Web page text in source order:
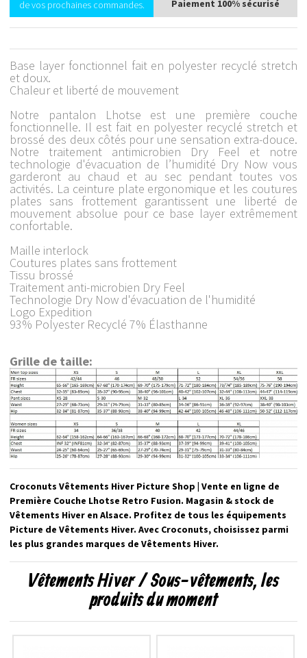
de vos prochaines commandes.
Paiement 100% sécurisé
Base layer fonctionnel fait en polyester recyclé stretch
et doux.
Chaleur et liberté de mouvement
Notre pantalon Lhotse est une première couche
fonctionnelle. Il est fait en polyester recyclé stretch et
brossé des deux côtés pour une sensation extra-douce.
Notre traitement antimicrobien Dry Feel et notre
technologie d'évacuation de l’humidité Dry Now vous
garderont au chaud et au sec pendant toutes vos
activités. La ceinture plate ergonomique et les coutures
plates sans frottement garantissent une liberté de
mouvement absolue pour ce base layer extrêmement
confortable.
Maille interlock
Coutures plates sans frottement
Tissu brossé
Traitement anti-microbien Dry Feel
Technologie Dry Now d'évacuation de l'humidité
Logo Expedition
93% Polyester Recyclé 7% Élasthanne
Grille de taille:
Croconuts Vêtements Hiver Picture Shop | Vente en ligne de
Première Couche Lhotse Retro Fusion. Magasin & stock de
Vêtements Hiver en Alsace. Profitez de tous les équipements
Picture de Vêtements Hiver. Avec Croconuts, choisissez parmi
les plus grandes marques de Vêtements Hiver.
Vêtements Hiver / Sous-vêtements, les
produits du moment